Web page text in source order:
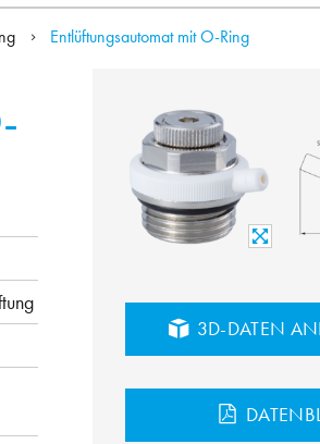
Entlüftungsautomat mit O-Ring
3D-DATEN